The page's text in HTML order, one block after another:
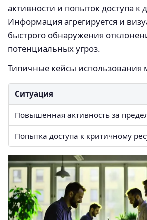
активности и попыток доступа к
Информация агрегируется и
быстрого обнаружения
потенциальных угроз.
Типичные кейсы использования
Ситуация
Повышенная активность за
Попытка доступа к критичному